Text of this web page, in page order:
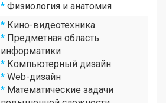
* Физиология и анатомия
* Кино-видеотехника
* Предметная область
информатики
* Компьютерный дизайн
* Web-дизайн
* Математические задачи